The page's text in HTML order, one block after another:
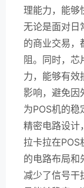
理能力，能够
无论是面对日
的商业交易，
阻。同时，芯
力，能够有效
影响，避免因
为POS机的稳
精密电路设计
拉卡拉在POS
的电路布局和
减少了信号干